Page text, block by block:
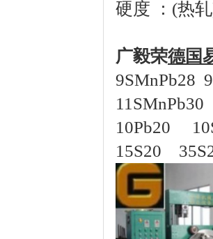
硬度 ：(热
广毅荣德国
9SMnPb28
10Pb20
15S20